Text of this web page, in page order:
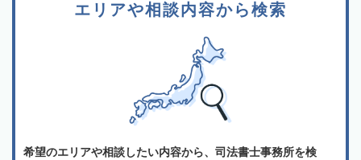
エリアや相談内容から検索
希望のエリアや相談したい内容から、司法書士事務所を検